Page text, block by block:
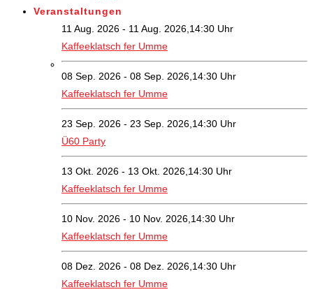
Veranstaltungen
11 Aug. 2026 - 11 Aug. 2026,14:30 Uhr
Kaffeeklatsch fer Umme
08 Sep. 2026 - 08 Sep. 2026,14:30 Uhr
Kaffeeklatsch fer Umme
23 Sep. 2026 - 23 Sep. 2026,14:30 Uhr
Ü60 Party
13 Okt. 2026 - 13 Okt. 2026,14:30 Uhr
Kaffeeklatsch fer Umme
10 Nov. 2026 - 10 Nov. 2026,14:30 Uhr
Kaffeeklatsch fer Umme
08 Dez. 2026 - 08 Dez. 2026,14:30 Uhr
Kaffeeklatsch fer Umme